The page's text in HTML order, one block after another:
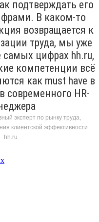
подтверждать его
В каком-то
возвращается к
труда, мы уже
цифрах hh.ru,
компетенции всё
как must have в
современного HR-
эксперт по рынку труда,
клиентской эффективности
hh.ru